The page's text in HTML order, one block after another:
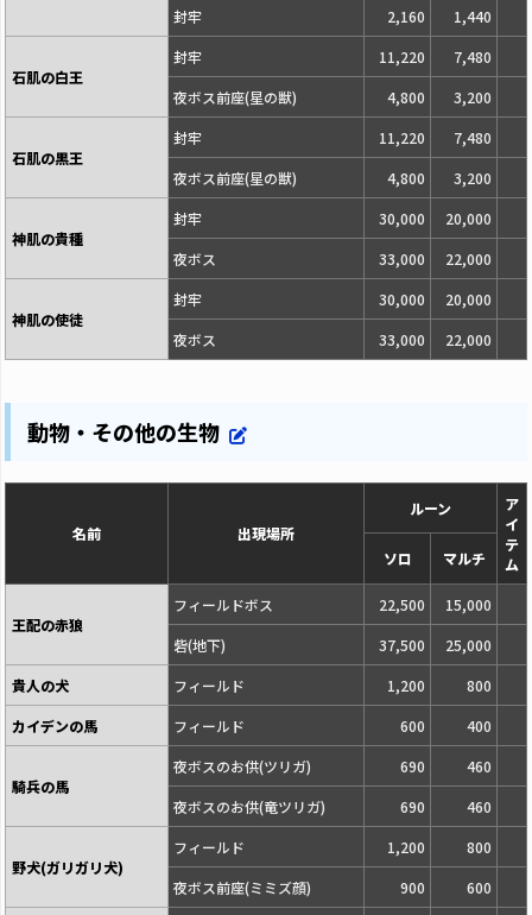
封牢
2,160 1,440
石肌の白王
封牢 11,220
7,480
夜ボス前座(星の獣)
4,800 3,200
石肌の黒王
封牢 11,220
7,480
夜ボス前座(星の獣)
4,800 3,200
神肌の貴種
封牢 30,000
20,000
夜ボス
33,000 22,000
神肌の使徒
封牢 30,000
20,000
夜ボス
33,000 22,000
動物・その他の生物
名前 出現場所
ルーン
ア
イ
テ
ム
ソロ マルチ
王配の赤狼
フィールドボス 22,500
15,000
砦(地下)
37,500
25,000
貴人の犬
フィールド 1,200
800
カイデンの馬
フィールド 600 400
騎兵の馬
夜ボスのお供(ツリガ) 690
460
夜ボスのお供(竜ツリガ)
690 460
野犬(ガリガリ犬)
フィールド 1,200
800
夜ボス前座(ミミズ顔)
900
600